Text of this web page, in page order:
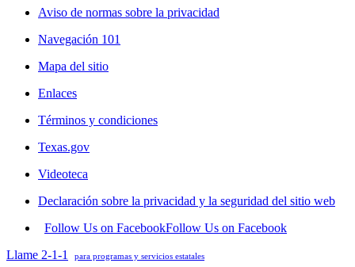
Aviso de normas sobre la privacidad
Navegación 101
Mapa del sitio
Enlaces
Términos y condiciones
Texas.gov
Videoteca
Declaración sobre la privacidad y la seguridad del sitio web
Follow Us on FacebookFollow Us on Facebook
Llame 2-1-1
para programas y servicios estatales